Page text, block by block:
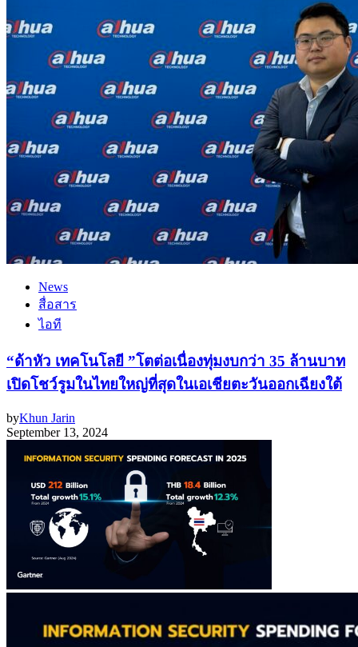
News
สื่อสาร
ไอที
“ด้าหัว เทคโนโลยี ”โตต่อเนื่องทุ่มงบกว่า 35 ล้านบาท
เปิดโชว์รูมในไทยใหญ่ที่สุดในเอเชียตะวันออกเฉียงใต้
byKhun Jarin
September 13, 2024